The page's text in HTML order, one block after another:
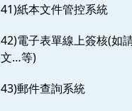
41)紙本文件管控系統
42)電子表單線上簽核(如
文…等)
43)郵件查詢系統